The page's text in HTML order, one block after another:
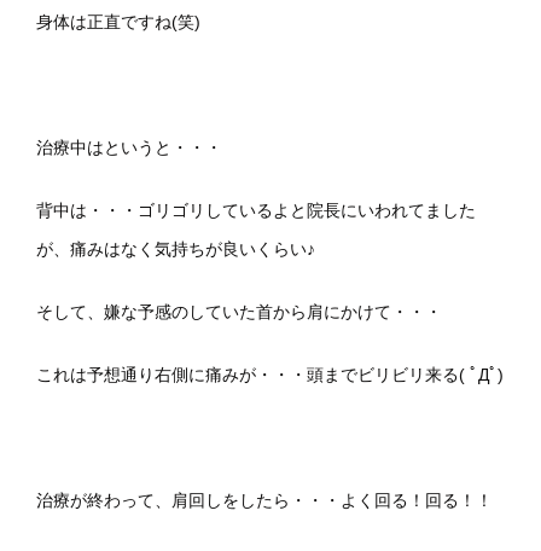
身体は正直ですね(笑)
治療中はというと・・・
背中は・・・ゴリゴリしているよと院長にいわれてました
が、痛みはなく気持ちが良いくらい♪
そして、嫌な予感のしていた首から肩にかけて・・・
これは予想通り右側に痛みが・・・ 頭までビリビリ来る( ﾟДﾟ)
治療が終わって、肩回しをしたら・・・よく回る！回る！！